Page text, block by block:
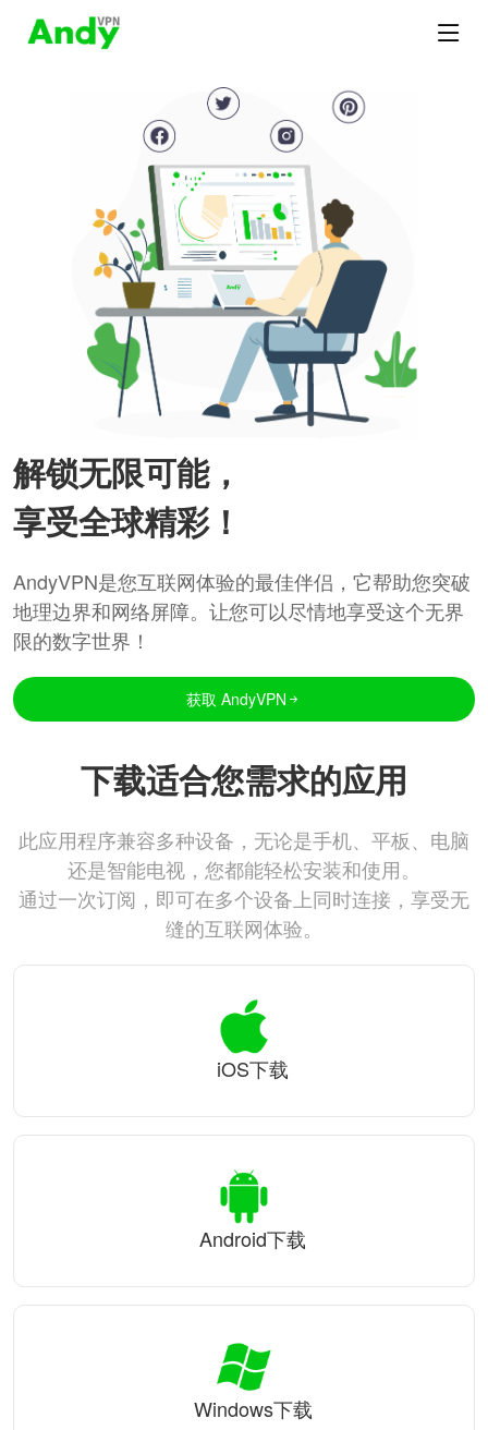
解锁无限可能，
享受全球精彩！
AndyVPN是您互联网体验的最佳伴侣，它帮助您突破
地理边界和网络屏障。让您可以尽情地享受这个无界
限的数字世界！
获取 AndyVPN
下载适合您需求的应用
此应用程序兼容多种设备，无论是手机、平板、电脑
还是智能电视，您都能轻松安装和使用。
通过一次订阅，即可在多个设备上同时连接，享受无
缝的互联网体验。
iOS下载
Android下载
Windows下载